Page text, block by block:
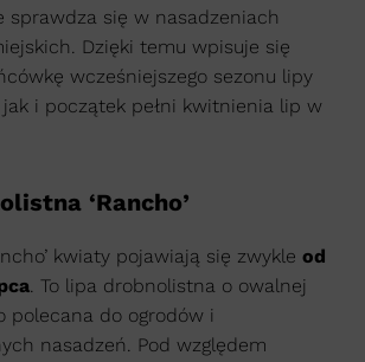
sprawdza się w nasadzeniach
Dzięki temu wpisuje się
wcześniejszego sezonu lipy
i początek pełni kwitnienia lip w
‘Rancho’
kwiaty pojawiają się zwykle od
. To lipa drobnolistna o owalnej
polecana do ogrodów i
nasadzeń. Pod względem